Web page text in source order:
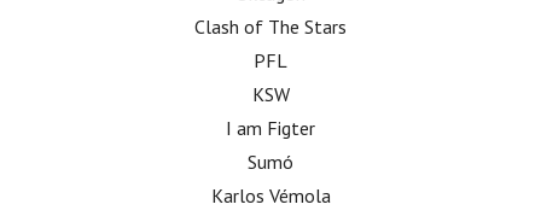
Clash of The Stars
PFL
KSW
I am Figter
Sumó
Karlos Vémola